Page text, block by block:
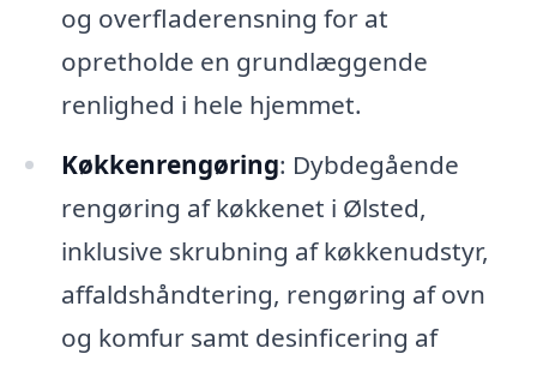
og overfladerensning for at
opretholde en grundlæggende
renlighed i hele hjemmet.
Køkkenrengøring: Dybdegående
rengøring af køkkenet i Ølsted,
inklusive skrubning af køkkenudstyr,
affaldshåndtering, rengøring af ovn
og komfur samt desinficering af